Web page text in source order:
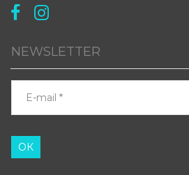
 
NEWSLETTER
ОК